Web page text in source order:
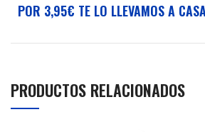
POR 3,95€ TE LO LLEVAMOS A CASA
PRODUCTOS RELACIONADOS